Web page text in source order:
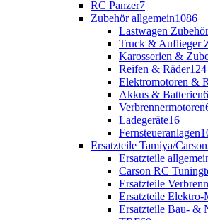
RC Panzer7
Zubehör allgemein1086
Lastwagen Zubehör
Truck & Auflieger
Karosserien &
Reifen & Räder124
Elektromotoren &
Akkus & Batterien
Verbrennermotoren
Ladegeräte16
Fernsteueranlagen
Ersatzteile Tamiya/Carson
Ersatzteile
Carson RC
Ersatzteile
Ersatzteile Elektro-
Ersatzteile Bau- &